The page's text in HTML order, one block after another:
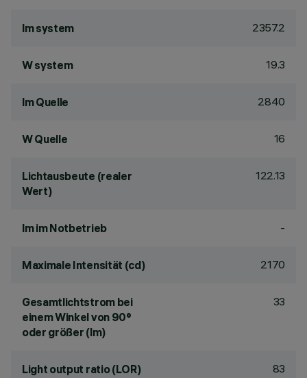
lm system 2357.2
W system 19.3
lm Quelle 2840
W Quelle 16
Lichtausbeute (realer
Wert)
122.13
lm im Notbetrieb -
Maximale Intensität (cd) 2170
Gesamtlichtstrom bei
einem Winkel von 90°
oder größer (lm)
33
Light output ratio (LOR) 83